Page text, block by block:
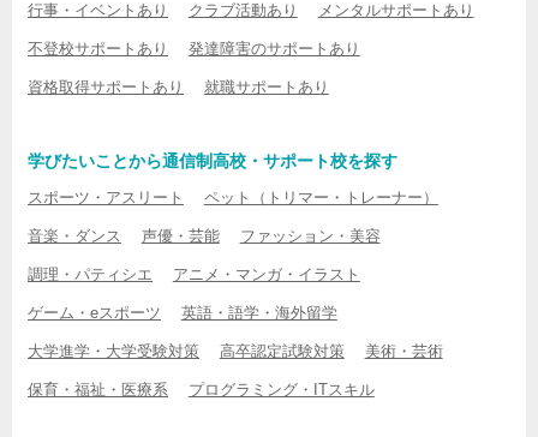
行事・イベントあり クラブ活動あり メンタルサポートあり
不登校サポートあり 発達障害のサポートあり
資格取得サポートあり 就職サポートあり
学びたいことから通信制高校・サポート校を探す
スポーツ・アスリート ペット（トリマー・トレーナー）
音楽・ダンス 声優・芸能 ファッション・美容
調理・パティシエ アニメ・マンガ・イラスト
ゲーム・eスポーツ 英語・語学・海外留学
大学進学・大学受験対策 高卒認定試験対策 美術・芸術
保育・福祉・医療系 プログラミング・ITスキル